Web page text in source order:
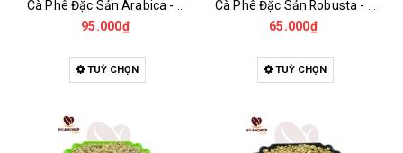
95.000₫
TUỲ CHỌN
65.000₫
TUỲ CHỌN